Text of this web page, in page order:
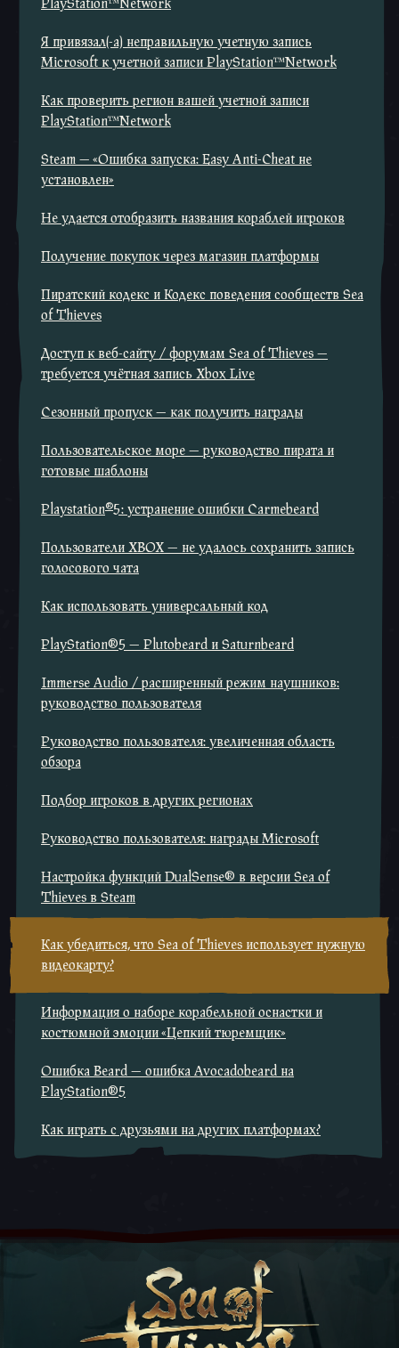
PlayStation™Network
Я привязал(-а) неправильную учетную запись
Microsoft к учетной записи PlayStation™Network
Как проверить регион вашей учетной записи
PlayStation™Network
Steam — «Ошибка запуска: Easy Anti-Cheat не
установлен»
Не удается отобразить названия кораблей игроков
Получение покупок через магазин платформы
Пиратский кодекс и Кодекс поведения сообществ Sea
of Thieves
Доступ к веб-сайту / форумам Sea of Thieves —
требуется учётная запись Xbox Live
Сезонный пропуск — как получить награды
Пользовательское море — руководство пирата и
готовые шаблоны
Playstation®5: устранение ошибки Carmebeard
Пользователи XBOX — не удалось сохранить запись
голосового чата
Как использовать универсальный код
PlayStation®5 — Plutobeard и Saturnbeard
Immerse Audio / расширенный режим наушников:
руководство пользователя
Руководство пользователя: увеличенная область
обзора
Подбор игроков в других регионах
Руководство пользователя: награды Microsoft
Настройка функций DualSense® в версии Sea of
Thieves в Steam
Как убедиться, что Sea of Thieves использует нужную
видеокарту?
Информация о наборе корабельной оснастки и
костюмной эмоции «Цепкий тюремщик»
Ошибка Beard — ошибка Avocadobeard на
PlayStation®5
Как играть с друзьями на других платформах?